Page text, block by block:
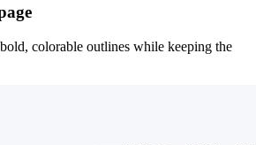
colorable outlines while keeping the